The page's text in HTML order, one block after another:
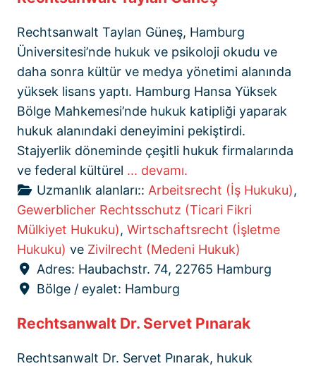
Rechtsanwalt Taylan Güneş, Hamburg
Üniversitesi’nde hukuk ve psikoloji okudu ve
daha sonra kültür ve medya yönetimi alanında
yüksek lisans yaptı. Hamburg Hansa Yüksek
Bölge Mahkemesi’nde hukuk katipliği yaparak
hukuk alanındaki deneyimini pekiştirdi.
Stajyerlik döneminde çeşitli hukuk firmalarında
ve federal kültürel ... devamı.
Uzmanlık alanları:: Arbeitsrecht (İş Hukuku),
Gewerblicher Rechtsschutz (Ticari Fikri
Mülkiyet Hukuku), Wirtschaftsrecht (İşletme
Hukuku) ve Zivilrecht (Medeni Hukuk)
Adres: Haubachstr. 74, 22765 Hamburg
Bölge / eyalet: Hamburg
Rechtsanwalt Dr. Servet Pınarak
Rechtsanwalt Dr. Servet Pınarak, hukuk